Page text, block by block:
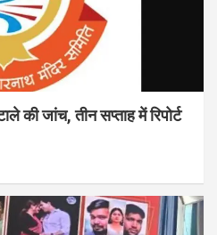
की जांच, तीन सप्ताह में रिपोर्ट